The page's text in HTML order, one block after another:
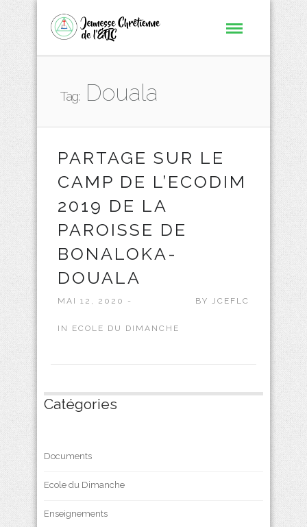
Tag:Douala
PARTAGE SUR LE
CAMP DE L’ECODIM
2019 DE LA
PAROISSE DE
BONALOKA-
DOUALA
MAI 12, 2020 - BY JCEFLC
IN ECOLE DU DIMANCHE
Catégories
Documents
Ecole du Dimanche
Enseignements